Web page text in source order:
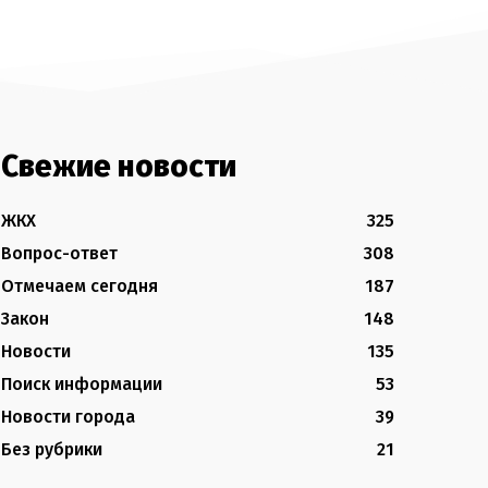
Свежие новости
ЖКХ
325
Вопрос-ответ
308
Отмечаем сегодня
187
Закон
148
Новости
135
Поиск информации
53
Новости города
39
Без рубрики
21